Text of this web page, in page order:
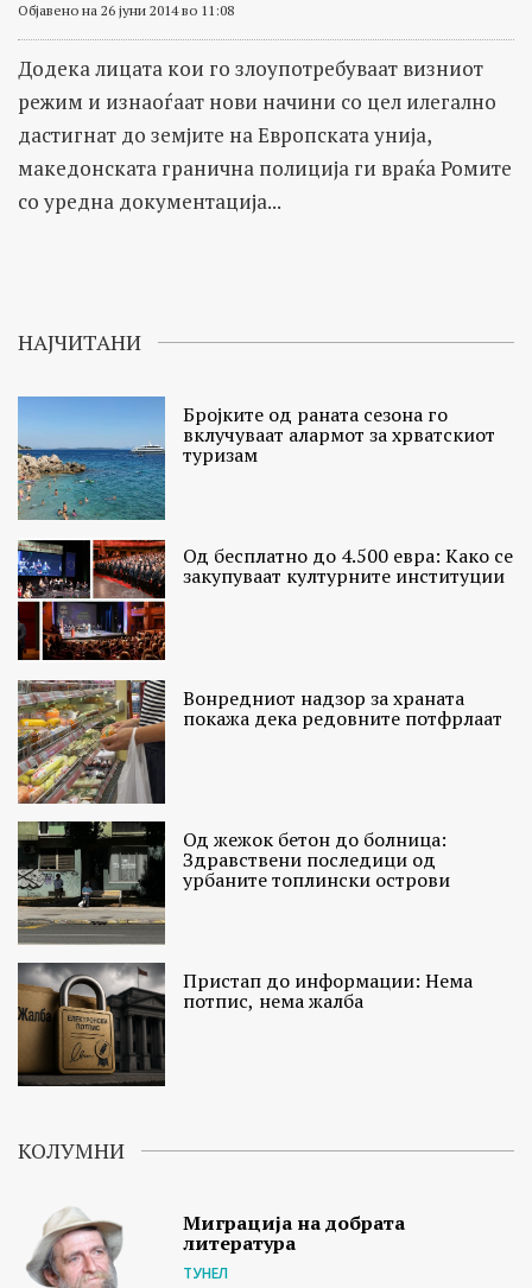
Објавено на 26 јуни 2014 во 11:08
Додека лицата кои го злоупотребуваат визниот
режим и изнаоѓаат нови начини со цел илегално
дастигнат до земјите на Европската унија,
македонската гранична полиција ги враќа Ромите
со уредна документација...
НАЈЧИТАНИ
Бројките од раната сезона го
вклучуваат алармот за хрватскиот
туризам
Од бесплатно до 4.500 евра: Како се
закупуваат културните институции
Вонредниот надзор за храната
покажа дека редовните потфрлаат
Од жежок бетон до болница:
Здравствени последици од
урбаните топлински острови
Пристап до информации: Нема
потпис, нема жалба
КОЛУМНИ
Миграција на добрата
литература
ТУНЕЛ